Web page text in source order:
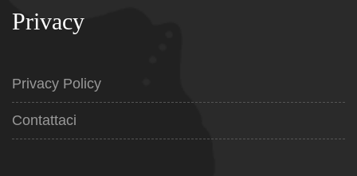
Privacy
Privacy Policy
Contattaci